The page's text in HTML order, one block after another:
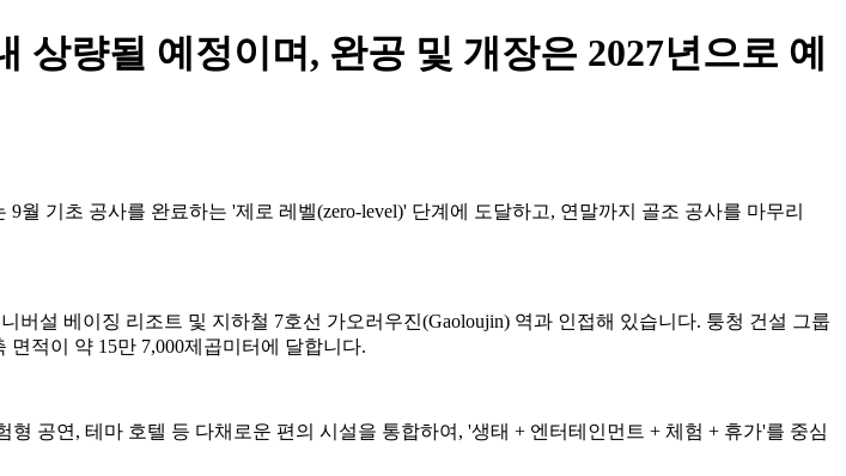
량될 예정이며, 완공 및 개장은 2027년으로 예
월 기초 공사를 완료하는 '제로 레벨(zero-level)' 단계에 도달하고, 연말까지 골조 공사를 마무리
버설 베이징 리조트 및 지하철 7호선 가오러우진(Gaoloujin) 역과 인접해 있습니다. 퉁청 건설 그룹
면적이 약 15만 7,000제곱미터에 달합니다.
공연, 테마 호텔 등 다채로운 편의 시설을 통합하여, '생태 + 엔터테인먼트 + 체험 + 휴가'를 중심